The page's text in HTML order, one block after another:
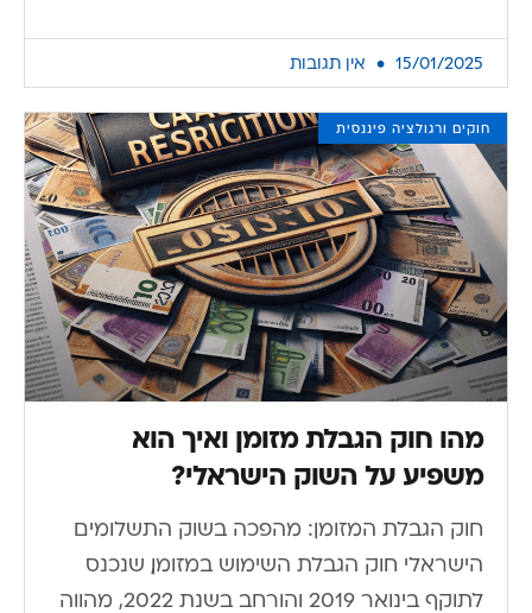
15/01/2025 אין תגובות
חוקים ורגולציה פיננסית
מהו חוק הגבלת מזומן ואיך הוא
משפיע על השוק הישראלי?
חוק הגבלת המזומן: מהפכה בשוק התשלומים
הישראלי חוק הגבלת השימוש במזומן, שנכנס
לתוקף בינואר 2019 והורחב בשנת 2022, מהווה